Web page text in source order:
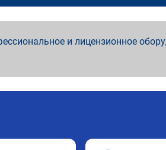
и лицензионное